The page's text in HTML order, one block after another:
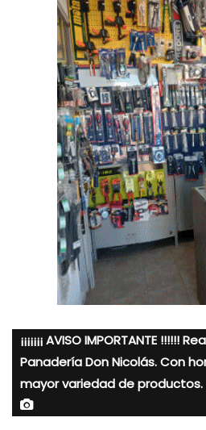
¡¡¡¡¡¡¡ AVISO IMPORTANTE !!!!!!
Panadería Don Nicolás. Con
mayor variedad de productos.